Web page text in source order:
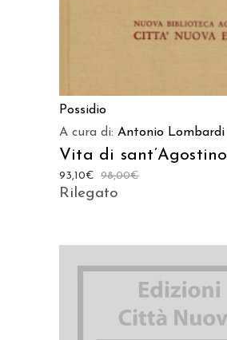
Possidio
A cura di: Antonio Lombardi
Vita di sant’Agostino
98,00€
93,10€
Rilegato